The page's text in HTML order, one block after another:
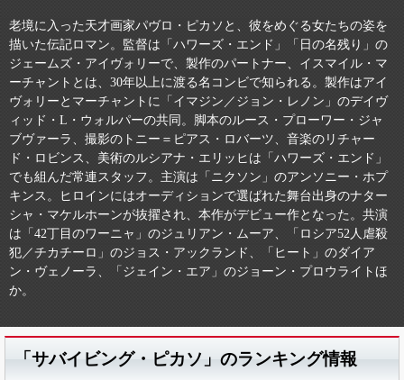
老境に入った天才画家パヴロ・ピカソと、彼をめぐる女たちの姿を
描いた伝記ロマン。監督は「ハワーズ・エンド」「日の名残り」の
ジェームズ・アイヴォリーで、製作のパートナー、イスマイル・マ
ーチャントとは、30年以上に渡る名コンビで知られる。製作はアイ
ヴォリーとマーチャントに「イマジン／ジョン・レノン」のデイヴ
ィッド・L・ウォルパーの共同。脚本のルース・プローワー・ジャ
ブヴァーラ、撮影のトニー＝ピアス・ロバーツ、音楽のリチャー
ド・ロビンス、美術のルシアナ・エリッヒは「ハワーズ・エンド」
でも組んだ常連スタッフ。主演は「ニクソン」のアンソニー・ホプ
キンス。ヒロインにはオーディションで選ばれた舞台出身のナター
シャ・マケルホーンが抜擢され、本作がデビュー作となった。共演
は「42丁目のワーニャ」のジュリアン・ムーア、「ロシア52人虐殺
犯／チカチーロ」のジョス・アックランド、「ヒート」のダイア
ン・ヴェノーラ、「ジェイン・エア」のジョーン・プロウライトほ
か。
「サバイビング・ピカソ」のランキング情報